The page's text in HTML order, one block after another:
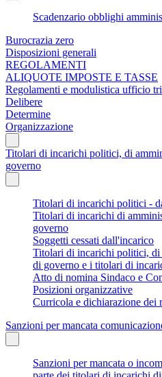
Scadenzario obblighi
Burocrazia zero
Disposizioni generali
REGOLAMENTI
ALIQUOTE IMPOSTE E TASSE
Regolamenti e modulistica ufficio
Delibere
Determine
Organizzazione
Titolari di incarichi politici, di
governo
Titolari di incarichi politici -
Titolari di incarichi di
governo
Soggetti cessati dall'incarico
Titolari di incarichi politici, di
di governo e i titolari di
Atto di nomina Sindaco e
Posizioni organizzative
Curricola e dichiarazione
Sanzioni per mancata
Sanzioni per mancata o